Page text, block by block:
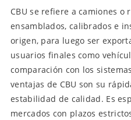
CBU se refiere a camiones
ensamblados, calibrados e
origen, para luego ser
usuarios finales como
comparación con los
ventajas de CBU son su
estabilidad de calidad. Es
mercados con plazos